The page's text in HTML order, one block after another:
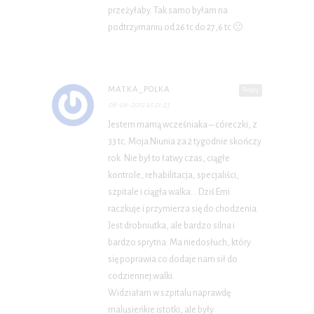
przeżyłaby. Tak samo byłam na
podtrzymaniu od 26 tc do 27,6 tc 🙁
MATKA_POLKA
Jestem mamą wcześniaka – córeczki, z
33 tc. Moja Niunia za 2 tygodnie skończy
rok. Nie był to łatwy czas, ciągłe
kontrole, rehabilitacja, specjaliści,
szpitale i ciągła walka… Dziś Emi
raczkuje i przymierza się do chodzenia.
Jest drobniutka, ale bardzo silna i
bardzo sprytna. Ma niedosłuch, który
się poprawia co dodaje nam sił do
codziennej walki.
Widziałam w szpitalu naprawdę
malusieńkie istotki, ale były